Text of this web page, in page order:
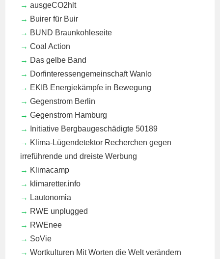
ausgeCO2hlt
Buirer für Buir
BUND Braunkohleseite
Coal Action
Das gelbe Band
Dorfinteressengemeinschaft Wanlo
EKIB Energiekämpfe in Bewegung
Gegenstrom Berlin
Gegenstrom Hamburg
Initiative Bergbaugeschädigte 50189
Klima-Lügendetektor Recherchen gegen
irreführende und dreiste Werbung
Klimacamp
klimaretter.info
Lautonomia
RWE unplugged
RWEnee
SoVie
Wortkulturen Mit Worten die Welt verändern